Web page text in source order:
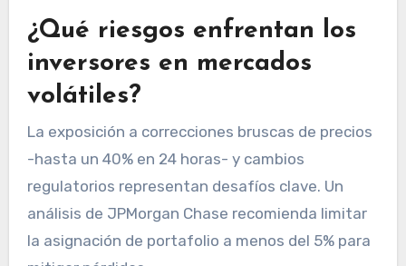
¿Qué riesgos enfrentan los
inversores en mercados
volátiles?
La exposición a correcciones bruscas de precios
-hasta un 40% en 24 horas- y cambios
regulatorios representan desafíos clave. Un
análisis de JPMorgan Chase recomienda limitar
la asignación de portafolio a menos del 5% para